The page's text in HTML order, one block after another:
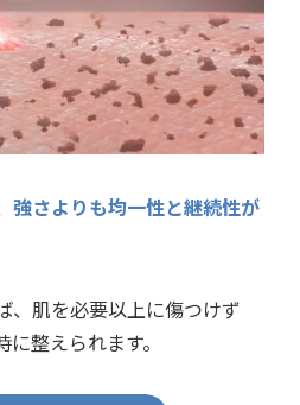
強さよりも均一性と継続性が
、肌を必要以上に傷つけず
整えられます。